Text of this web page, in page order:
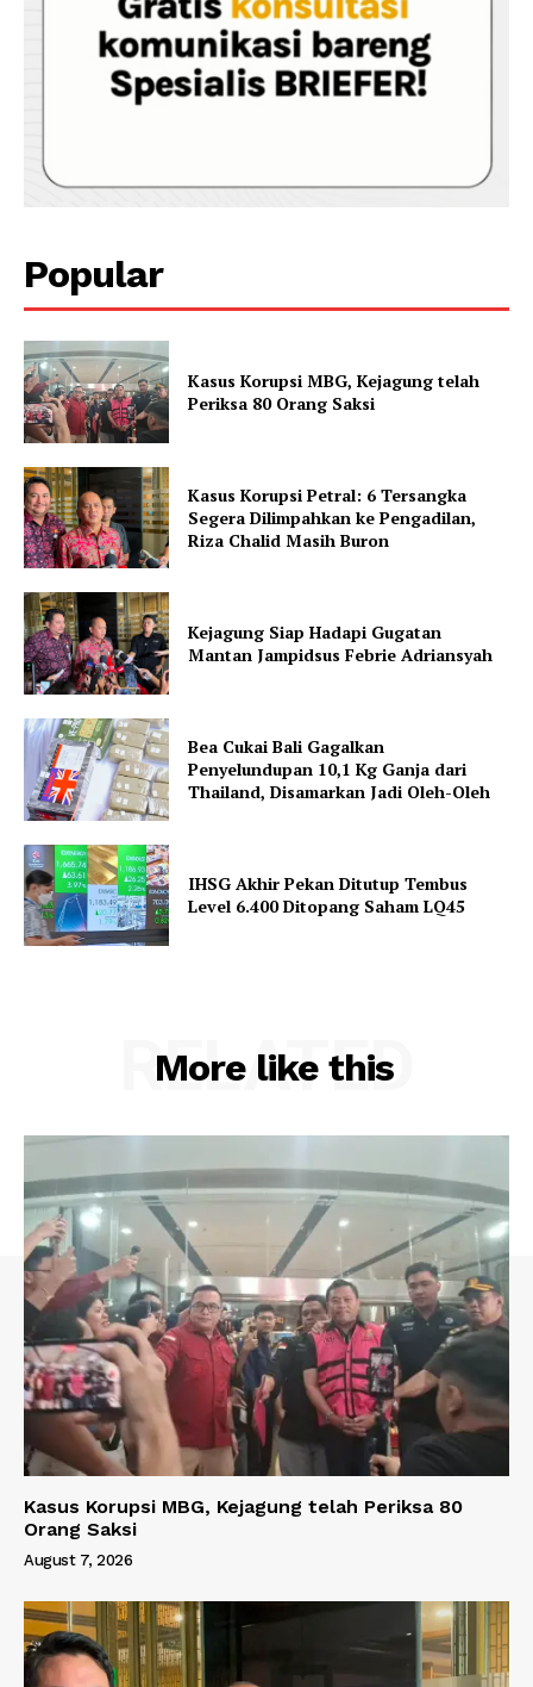
Popular
Kasus Korupsi MBG, Kejagung telah
Periksa 80 Orang Saksi
Kasus Korupsi Petral: 6 Tersangka
Segera Dilimpahkan ke Pengadilan,
Riza Chalid Masih Buron
Kejagung Siap Hadapi Gugatan
Mantan Jampidsus Febrie Adriansyah
Bea Cukai Bali Gagalkan
Penyelundupan 10,1 Kg Ganja dari
Thailand, Disamarkan Jadi Oleh-Oleh
IHSG Akhir Pekan Ditutup Tembus
Level 6.400 Ditopang Saham LQ45
More like this
RELATED
Kasus Korupsi MBG, Kejagung telah Periksa 80
Orang Saksi
August 7, 2026